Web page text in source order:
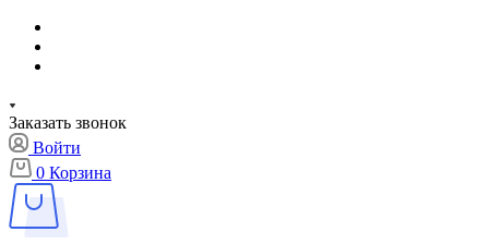
Заказать звонок
Войти
0 Корзина